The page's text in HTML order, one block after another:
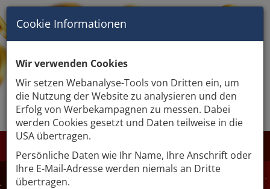
Cookie Informationen
Wir verwenden Cookies
Wir setzen Webanalyse-Tools von Dritten ein, um
die Nutzung der Website zu analysieren und den
Erfolg von Werbekampagnen zu messen. Dabei
werden Cookies gesetzt und Daten teilweise in die
USA übertragen.
Persönliche Daten wie Ihr Name, Ihre Anschrift oder
Ihre E-Mail-Adresse werden niemals an Dritte
übertragen.
GEWINNABFRAGE
LOSE KAUFEN